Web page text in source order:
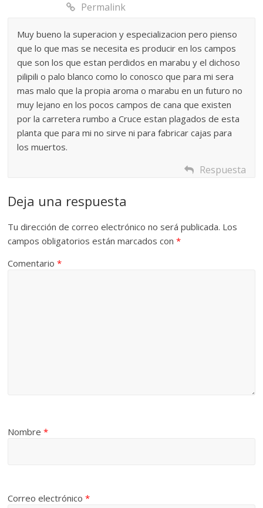
Permalink
Muy bueno la superacion y especializacion pero pienso
que lo que mas se necesita es producir en los campos
que son los que estan perdidos en marabu y el dichoso
pilipili o palo blanco como lo conosco que para mi sera
mas malo que la propia aroma o marabu en un futuro no
muy lejano en los pocos campos de cana que existen
por la carretera rumbo a Cruce estan plagados de esta
planta que para mi no sirve ni para fabricar cajas para
los muertos.
Respuesta
Deja una respuesta
Tu dirección de correo electrónico no será publicada. Los
campos obligatorios están marcados con*
Comentario*
Nombre*
Correo electrónico*